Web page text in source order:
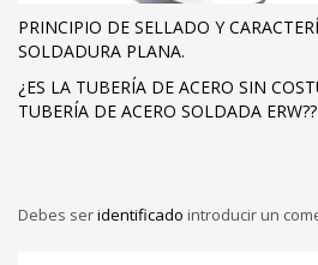
PRINCIPIO DE SELLADO Y
SOLDADURA PLANA.
¿ES LA TUBERÍA DE ACERO SIN
TUBERÍA DE ACERO SOLDADA ERW??
Debes seridentificado introducir un